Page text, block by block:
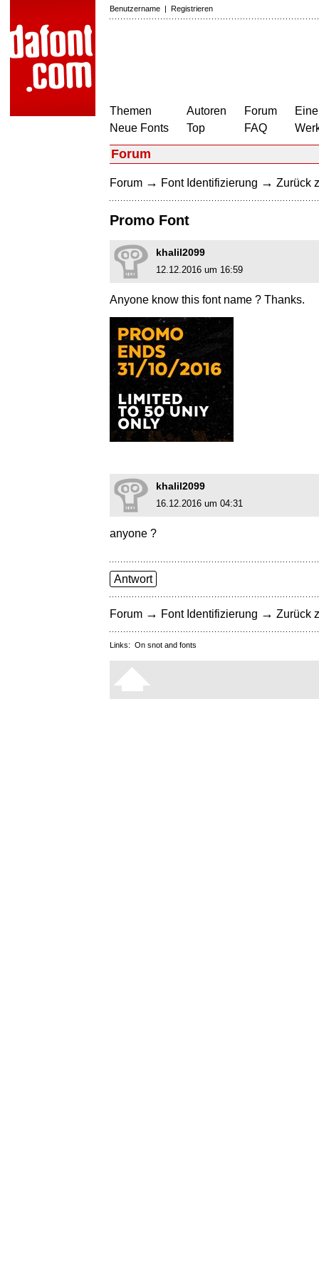
Benutzername | Registrieren
Themen
Neue Fonts
Autoren
Top
Forum
FAQ
Forum
Forum → Font Identifizierung → Zurück
Promo Font
khalil2099
12.12.2016 um 16:59
Anyone know this font name ? Thanks.
khalil2099
16.12.2016 um 04:31
anyone ?
Antwort
Forum → Font Identifizierung → Zurück
Links: On snot and fonts